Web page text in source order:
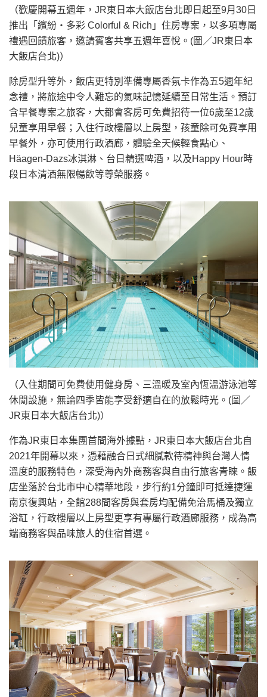
（歡慶開幕五週年，JR東日本大飯店台北即日起至9月30日
推出「繽紛・多彩 Colorful & Rich」住房專案，以多項專屬
禮遇回饋旅客，邀請賓客共享五週年喜悅。(圖／JR東日本
大飯店台北)）
除房型升等外，飯店更特別準備專屬香氛卡作為五5週年紀
念禮，將旅途中令人難忘的氣味記憶延續至日常生活。預訂
含早餐專案之旅客，大都會客房可免費招待一位6歲至12歲
兒童享用早餐；入住行政樓層以上房型，孩童除可免費享用
早餐外，亦可使用行政酒廊，體驗全天候輕食點心、
Häagen-Dazs冰淇淋、台日精選啤酒，以及Happy Hour時
段日本清酒無限暢飲等尊榮服務。
（入住期間可免費使用健身房、三溫暖及室內恆溫游泳池等
休閒設施，無論四季皆能享受舒適自在的放鬆時光。(圖／
JR東日本大飯店台北)）
作為JR東日本集團首間海外據點，JR東日本大飯店台北自
2021年開幕以來，憑藉融合日式細膩款待精神與台灣人情
溫度的服務特色，深受海內外商務客與自由行旅客青睞。飯
店坐落於台北市中心精華地段，步行約1分鐘即可抵達捷運
南京復興站，全館288間客房與套房均配備免治馬桶及獨立
浴缸，行政樓層以上房型更享有專屬行政酒廊服務，成為高
端商務客與品味旅人的住宿首選。